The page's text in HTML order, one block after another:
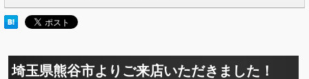
埼玉県熊谷市よりご来店いただきました！